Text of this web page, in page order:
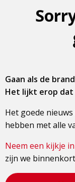
Gaan als de
Het lijkt erop dat
Het goede
hebben met alle
Neem een kijkje
zijn we binnenkort